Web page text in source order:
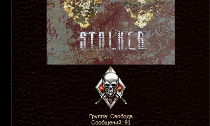
Группа: Свобода
Сообщений:91